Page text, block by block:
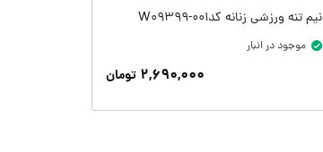
نیم تنه ورزشی زنانه کدW09399-001
موجود در انبار
۲,۶۹۰,۰۰۰ تومان